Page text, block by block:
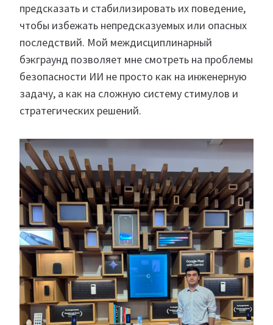
предсказать и стабилизировать их поведение,
чтобы избежать непредсказуемых или опасных
последствий. Мой междисциплинарный
бэкграунд позволяет мне смотреть на проблемы
безопасности ИИ не просто как на инженерную
задачу, а как на сложную систему стимулов и
стратегических решений.